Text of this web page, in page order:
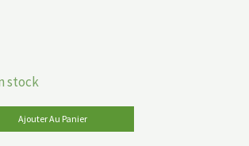
stock
Ajouter Au Panier